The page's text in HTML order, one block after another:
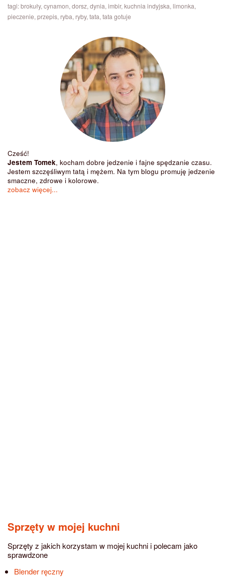
tagi:brokuły, cynamon, dorsz, dynia, imbir, kuchnia indyjska, limonka,
pieczenie, przepis, ryba, ryby, tata, tata gotuje
Cześć!
Jestem Tomek, kocham dobre jedzenie i fajne spędzanie czasu.
Jestem szczęśliwym tatą i mężem. Na tym blogu promuję jedzenie
smaczne, zdrowe i kolorowe.
zobacz więcej...
Sprzęty w mojej kuchni
Sprzęty z jakich korzystam w mojej kuchni i polecam jako
sprawdzone
Blender ręczny